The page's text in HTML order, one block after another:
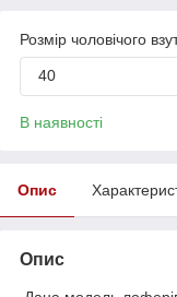
Розмір чоловічого
40
В наявності
Опис
Опис